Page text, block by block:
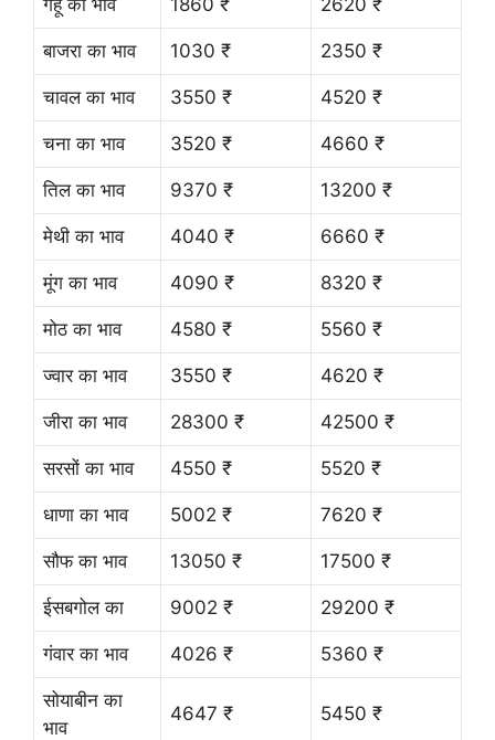
गेहूं का भाव 1860 ₹ 2620 ₹
बाजरा का भाव 1030 ₹ 2350 ₹
चावल का भाव 3550 ₹ 4520 ₹
चना का भाव 3520 ₹ 4660 ₹
तिल का भाव 9370 ₹ 13200 ₹
मेथी का भाव 4040 ₹ 6660 ₹
मूंग का भाव 4090 ₹ 8320 ₹
मोठ का भाव 4580 ₹ 5560 ₹
ज्वार का भाव 3550 ₹ 4620 ₹
जीरा का भाव 28300 ₹ 42500 ₹
सरसों का भाव 4550 ₹ 5520 ₹
धाणा का भाव 5002 ₹ 7620 ₹
सौफ का भाव 13050 ₹ 17500 ₹
ईसबगोल का 9002 ₹ 29200 ₹
गंवार का भाव 4026 ₹ 5360 ₹
सोयाबीन का
भाव
4647 ₹ 5450 ₹